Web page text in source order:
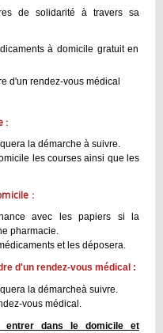
de solidarité à travers sa
à domicile gratuit en
d'un rendez-vous médical
:
la démarche à suivre.
les courses ainsi que les
:
avec les papiers si la
pharmacie.
et les déposera.
d'un rendez-vous médical :
la démarcheà suivre.
vous médical.
dans le domicile et